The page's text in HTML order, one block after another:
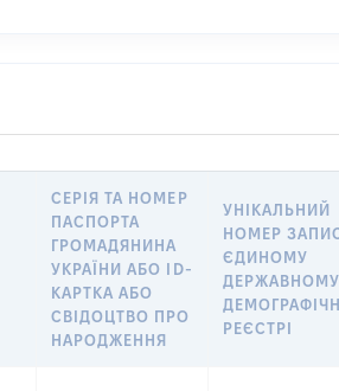
СЕРІЯ ТА НОМЕР
ПАСПОРТА
ГРОМАДЯНИНА
УКРАЇНИ АБО ID-
КАРТКА АБО
СВІДОЦТВО ПРО
НАРОДЖЕННЯ
УНІКАЛЬНИЙ
НОМЕР
ЄДИНОМУ
ДЕРЖАВНОМУ
РЕЄСТРІ